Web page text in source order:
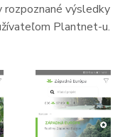
rozpoznané výsledky
Plantnet-u.